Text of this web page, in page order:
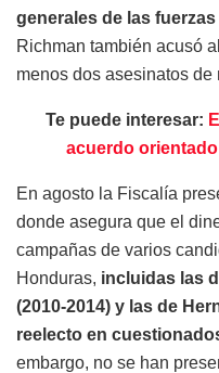
generales de las
Richman también acusó
menos dos asesinatos de
Te puede interesar:
acuerdo
En agosto la Fiscalía
donde asegura que el
campañas de varios
Honduras, incluidas las
(2010-2014) y las de
reelecto en
embargo, no se han